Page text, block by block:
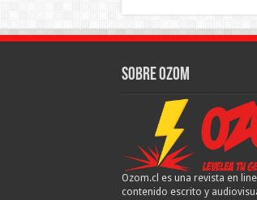
Sobre Ozom
Ozom.cl es una revista en
contenido escrito y